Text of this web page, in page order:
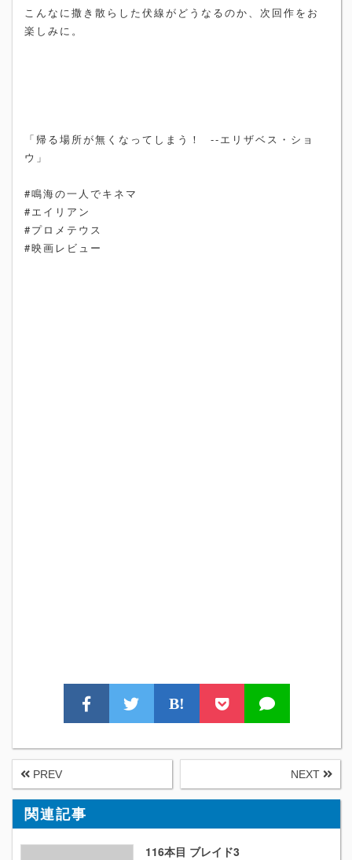
こんなに撒き散らした伏線がどうなるのか、次回作をお
楽しみに。
「帰る場所が無くなってしまう！ --エリザベス・ショ
ウ」
#鳴海の一人でキネマ
#エイリアン
#プロメテウス
#映画レビュー
B!
PREV NEXT
関連記事
116本目 ブレイド3